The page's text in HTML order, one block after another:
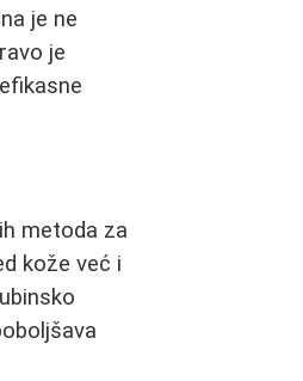
je ne
je
metoda za
kože već i